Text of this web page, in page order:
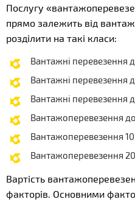
Послугу
прямо залежить від
розділити на такі класи:
Вантажні перевезення
Вантажні перевезення
Вантажні перевезення
Вантажоперевезення
Вантажоперевезення
Вантажоперевезення
Вартість
факторів. Основними